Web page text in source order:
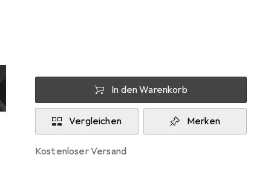
In den Warenkorb
Vergleichen Merken
kostenloser Versand